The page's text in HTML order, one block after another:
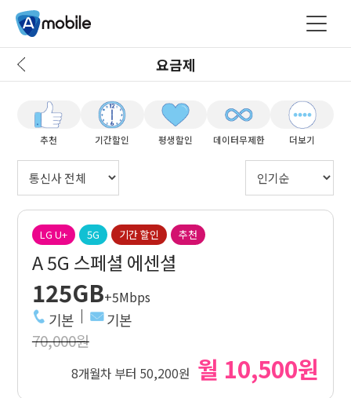
요금제
추천 기간할인 평생할인 데이터무제한 더보기
LG U+ 5G 기간 할인 추천
A 5G 스페셜 에센셜
125GB+5Mbps
기본 기본
70,000원
8개월차 부터 50,200원 월 10,500원